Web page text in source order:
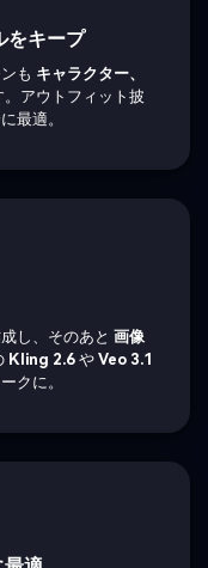
をキープ
も キャラクター、
アウトフィット披
最適。
し、そのあと 画像
Kling 2.6 や Veo 3.1
クに。